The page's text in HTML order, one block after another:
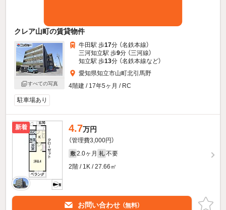
クレア山町の賃貸物件
すべての写真
牛田駅 歩17分 （名鉄本線）
三河知立駅 歩9分 （三河線）
知立駅 歩13分 （名鉄本線など）
愛知県知立市山町北引馬野
4階建 / 17年5ヶ月 / RC
駐車場あり
新着 4.7万円
（管理費3,000円）
敷 2.0ヶ月 礼 不要
2階 / 1K / 27.66㎡
お問い合わせ （無料）